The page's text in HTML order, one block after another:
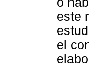
este
el